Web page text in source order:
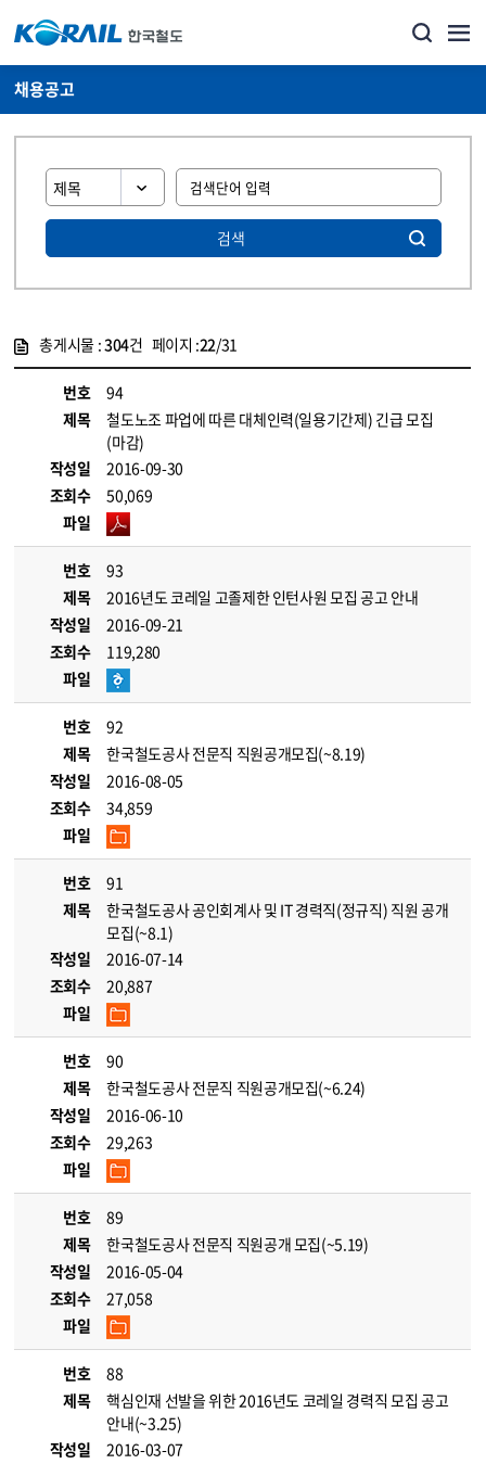
채용공고
검색
총게시물 :304건 페이지 :22/31
번호
94
제목
철도노조 파업에 따른 대체인력(일용기간제) 긴급 모집
(마감)
작성일
2016-09-30
조회수
50,069
파일
번호
93
제목
2016년도 코레일 고졸제한 인턴사원 모집 공고 안내
작성일
2016-09-21
조회수
119,280
파일
번호
92
제목
한국철도공사 전문직 직원공개모집(~8.19)
작성일
2016-08-05
조회수
34,859
파일
번호
91
제목
한국철도공사 공인회계사 및 IT 경력직(정규직) 직원 공개
모집(~8.1)
작성일
2016-07-14
조회수
20,887
파일
번호
90
제목
한국철도공사 전문직 직원공개모집(~6.24)
작성일
2016-06-10
조회수
29,263
파일
번호
89
제목
한국철도공사 전문직 직원공개 모집(~5.19)
작성일
2016-05-04
조회수
27,058
파일
번호
88
제목
핵심인재 선발을 위한 2016년도 코레일 경력직 모집 공고
안내(~3.25)
작성일
2016-03-07